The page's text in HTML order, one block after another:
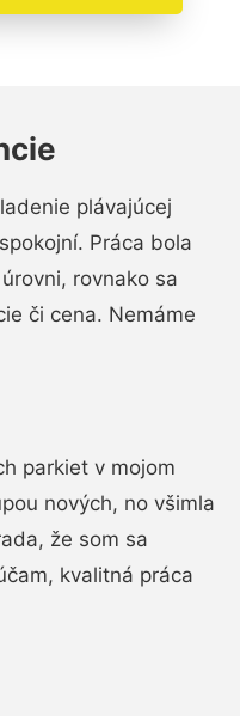
plávajúcej
Práca bola
rovnako sa
či cena. Nemáme
parkiet v mojom
nových, no všimla
že som sa
kvalitná práca